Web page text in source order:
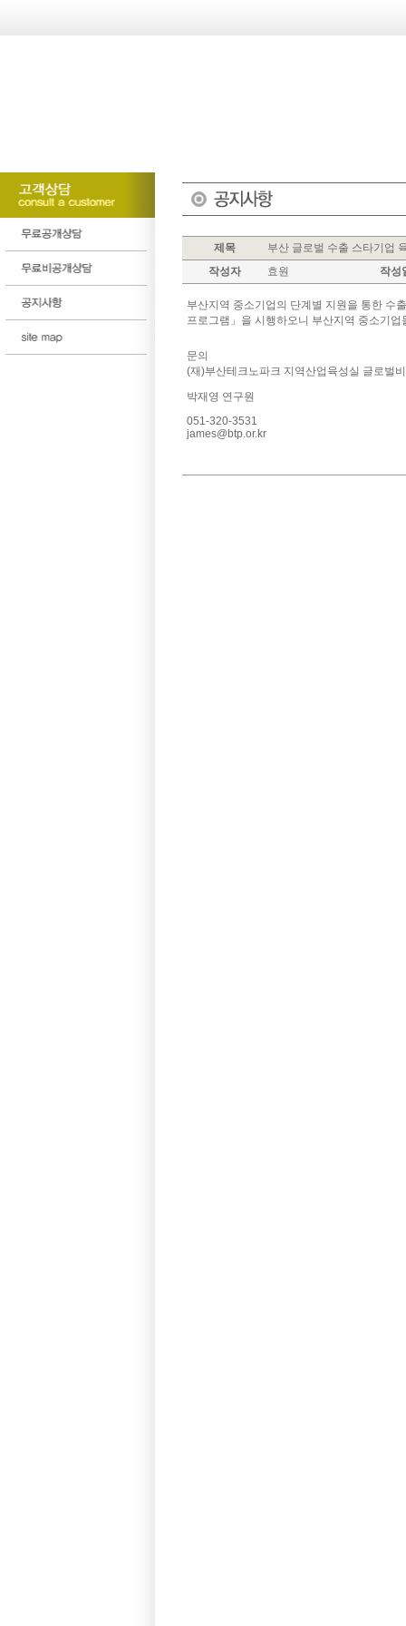
제목
부산 글로벌 수출 스타기업
작성자
효원 작성
부산지역 중소기업의 단계별 지원을 통한 수
프로그램」을 시행하오니 부산지역 중소기업
문의
(재)부산테크노파크 지역산업육성실 글로벌
박재영 연구원
051-320-3531
james@btp.or.kr